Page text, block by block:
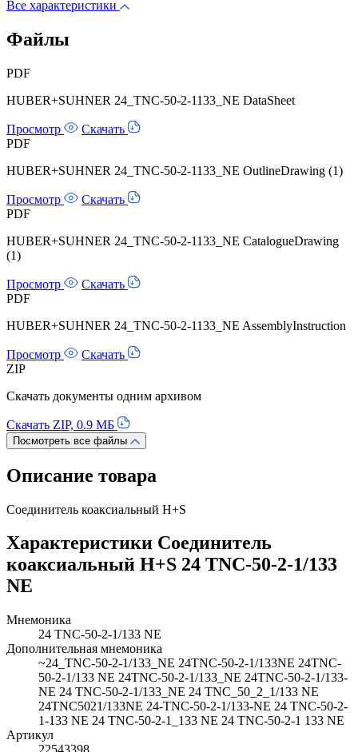
Все характеристики
Файлы
PDF
HUBER+SUHNER 24_TNC-50-2-1133_NE DataSheet
Просмотр
Скачать
PDF
HUBER+SUHNER 24_TNC-50-2-1133_NE OutlineDrawing (1)
Просмотр
Скачать
PDF
HUBER+SUHNER 24_TNC-50-2-1133_NE CatalogueDrawing
(1)
Просмотр
Скачать
PDF
HUBER+SUHNER 24_TNC-50-2-1133_NE AssemblyInstruction
Просмотр
Скачать
ZIP
Скачать документы одним архивом
Скачать ZIP, 0.9 МБ
Посмотреть все файлы
Описание товара
Соединитель коаксиальный H+S
Характеристики Соединитель
коаксиальный H+S 24 TNC-50-2-1/133
NE
Мнемоника
24 TNC-50-2-1/133 NE
Дополнительная мнемоника
~24_TNC-50-2-1/133_NE 24TNC-50-2-1/133NE 24TNC-
50-2-1/133 NE 24TNC-50-2-1/133_NE 24TNC-50-2-1/133-
NE 24 TNC-50-2-1/133_NE 24 TNC_50_2_1/133 NE
24TNC5021/133NE 24-TNC-50-2-1/133-NE 24 TNC-50-2-
1-133 NE 24 TNC-50-2-1_133 NE 24 TNC-50-2-1 133 NE
Артикул